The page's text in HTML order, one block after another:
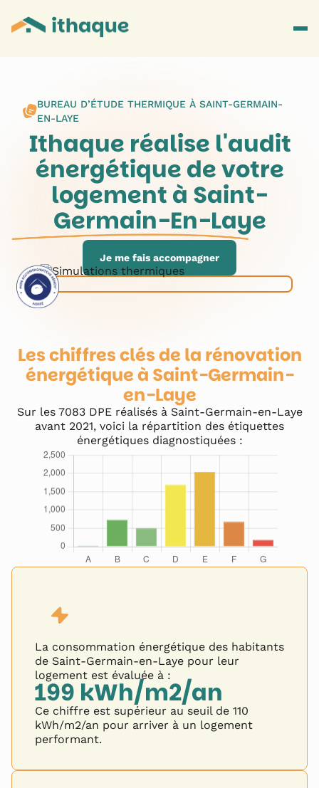
BUREAU D’ÉTUDE THERMIQUE À SAINT-GERMAIN-
EN-LAYE
Ithaque réalise l'audit
énergétique de votre
logement à Saint-
Germain-En-Laye
Je me fais accompagner
Les chiffres clés de la rénovation
énergétique à Saint-Germain-
en-Laye
Sur les 7083DPE réalisés à Saint-Germain-en-Laye
avant 2021, voici la répartition des étiquettes
énergétiques diagnostiquées :
La consommation énergétique des habitants
de Saint-Germain-en-Laye pour leur
logement est évaluée à :
199 kWh/m2/an
Ce chiffre est supérieur au seuil de 110
kWh/m2/an pour arriver à un logement
performant.